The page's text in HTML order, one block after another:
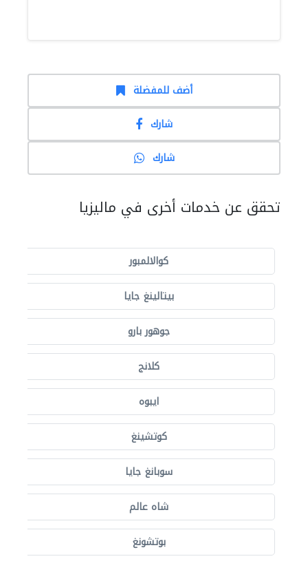
أضف للمفضلة
شارك
شارك
تحقق عن خدمات أخرى في ماليزيا
كوالالمبور
بيتالينغ جايا
جوهور بارو
كلانج
ايبوه
كوتشينغ
سوبانغ جايا
شاه عالم
بوتشونغ